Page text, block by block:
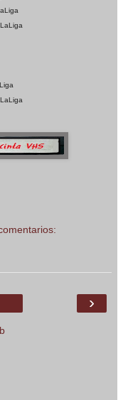
LaLiga
LaLiga
›